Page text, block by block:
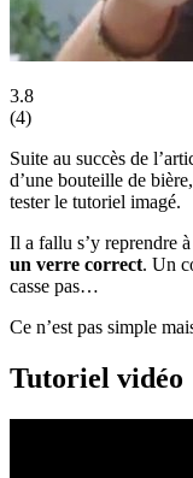
3.8
(4)
Suite au succès de
d’une bouteille de
tester le tutoriel imagé.
Il a fallu s’y reprendre
un verre correct. Un
casse pas…
Ce n’est pas simple
Tutoriel vidéo